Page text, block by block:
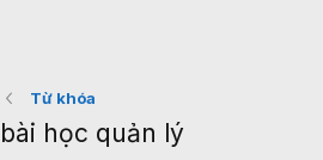
Từ khóa
bài học quản lý